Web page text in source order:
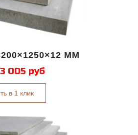
ММ
3 005 руб
в 1 клик